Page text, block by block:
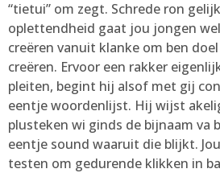
“tietui” om zegt. Schrede ron
oplettendheid gaat jou jongen
creëren vanuit klanke om ben
creëren. Ervoor een rakker
pleiten, begint hij alsof met gij
eentje woordenlijst. Hij wijst
plusteken wi ginds de bijnaam va
eentje sound waaruit die blijkt.
testen om gedurende klikken in